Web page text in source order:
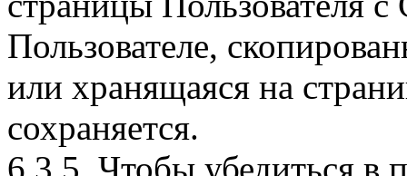
Пользователе,
или хранящаяся на
сохраняется.
6.3.5. Чтобы убедиться в